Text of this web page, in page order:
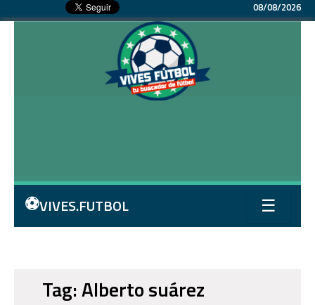
08/08/2026
⚽VIVES.FUTBOL ☰
Tag: Alberto suárez